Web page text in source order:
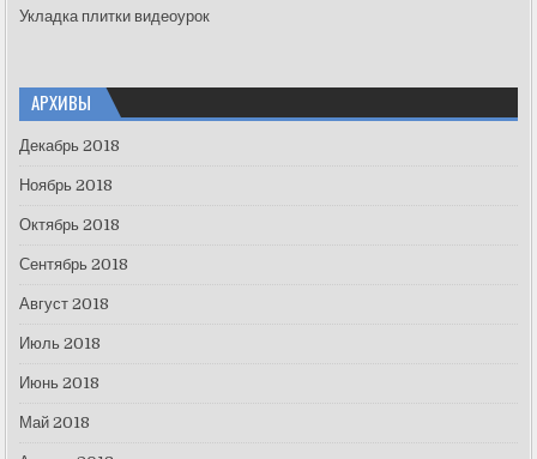
Укладка плитки видеоурок
АРХИВЫ
Декабрь 2018
Ноябрь 2018
Октябрь 2018
Сентябрь 2018
Август 2018
Июль 2018
Июнь 2018
Май 2018